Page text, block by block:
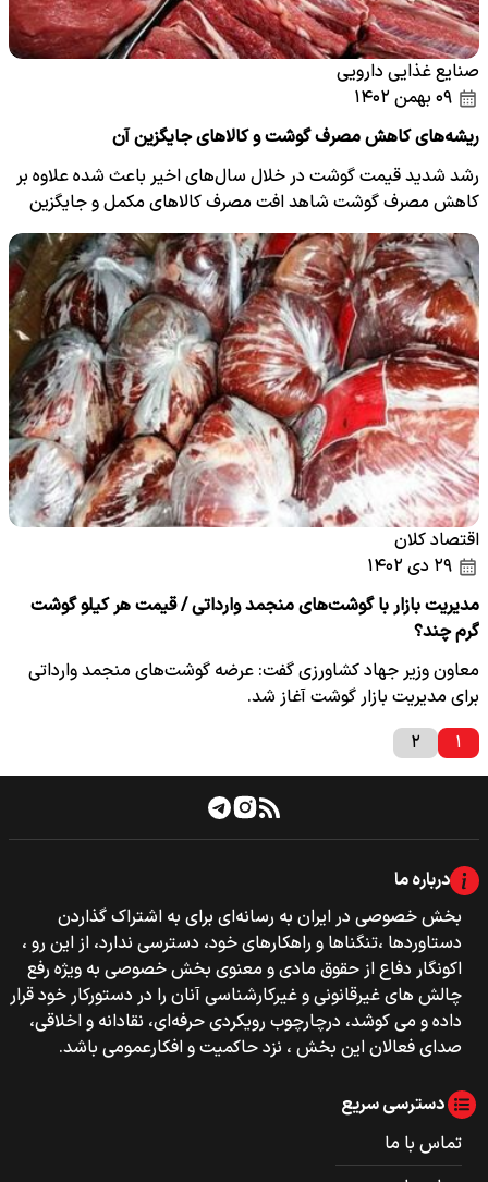
صنایع غذایی دارویی
ریشه‌های کاهش مصرف گوشت و کالاهای جایگزین آن
رشد شدید قیمت گوشت در خلال سال‌های اخیر باعث شده علاوه بر
کاهش مصرف گوشت شاهد افت مصرف کالاهای مکمل و جایگزین
این…
اقتصاد کلان
مدیریت بازار با گوشت‌های منجمد وارداتی / قیمت هر کیلو گوشت
گرم چند؟
معاون وزیر جهاد کشاورزی گفت: عرضه گوشت‌های منجمد وارداتی
برای مدیریت بازار گوشت آغاز شد.
۱
۲
درباره ما
بخش خصوصی‌‌ در ایران به رسانه‌ای برای به اشتراک گذاردن
دستاوردها ،تنگناها و راهکارهای خود، دسترسی ندارد، از این رو ،
اکونگار دفاع از حقوق مادی و معنوی بخش خصوصی به ویژه رفع
چالش های غیرقانونی و غیرکارشناسی آنان را در دستورکار خود قرار
داده و می کوشد، درچارچوب رویکردی حرفه‌ای، نقادانه و اخلاقی،
صدای فعالان این بخش ، نزد حاکمیت و افکارعمومی باشد.
دسترسی سریع
تماس با ما